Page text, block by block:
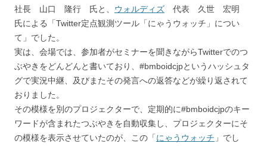
社長 山口 隆行 氏と、 ウォルディズ 代表 久世 宏明
氏による「Twitter定点観測ツール「にゃうウォッチ」につい
て」でした。
実は、会場では、参加者がセミナーを聞きながらTwitterでのつ
ぶやきをどんどんと書いており、#bmboidcjpというハッシュタ
グで実況中継、及びまたその発言への返答などが繰り返されて
おりました。
その模様を別のプロジェクターで、定期的に#bmboidcjpのキー
ワードが含まれたつぶやきを自動収集し、プロジェクターにそ
の模様を表示させていたのが、この「にゃうウォッチ 」でし